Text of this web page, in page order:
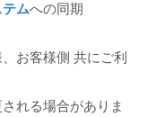
テムへの同期
お客様側 共にご利
れる場合がありま